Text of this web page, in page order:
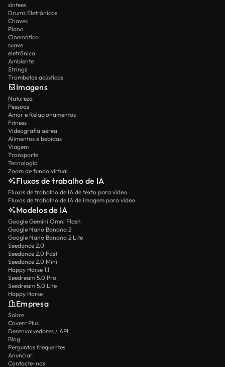
síntese
Drums Eletrônicos
Chaves
Piano
Cinemática
suave
eletrônico
Ambiente
Strings
Trombetas acústicas
Imagens
Natureza
Pessoas
Amor e Relacionamentos
Fitness
Videografia aérea
Alimentos e bebidas
Viagem
Transporte
Tecnologia
Zoom de fundo virtual
Fluxos de trabalho de IA
Fluxos de trabalho de IA de texto para vídeo
Fluxos de trabalho de IA de imagem para vídeo
Modelos de IA
Google Gemini Omni Flash
Google Nano Banana 2
Google Nano Banana 2 Lite
Seedance 2.0
Seedance 2.0 Fast
Seedance 2.0 Mini
Happy Horse 1.1
Seedream 5.0 Pro
Seedream 5.0 Lite
Happy Horse
Empresa
Sobre
Coverr Plus
Desenvolvedores / API
Blog
Perguntas frequentes
Anunciar
Contacte-nos